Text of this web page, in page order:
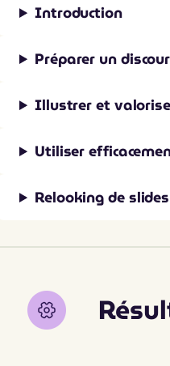
Introduction
Préparer un
Illustrer et
Utiliser
Relooking de slides